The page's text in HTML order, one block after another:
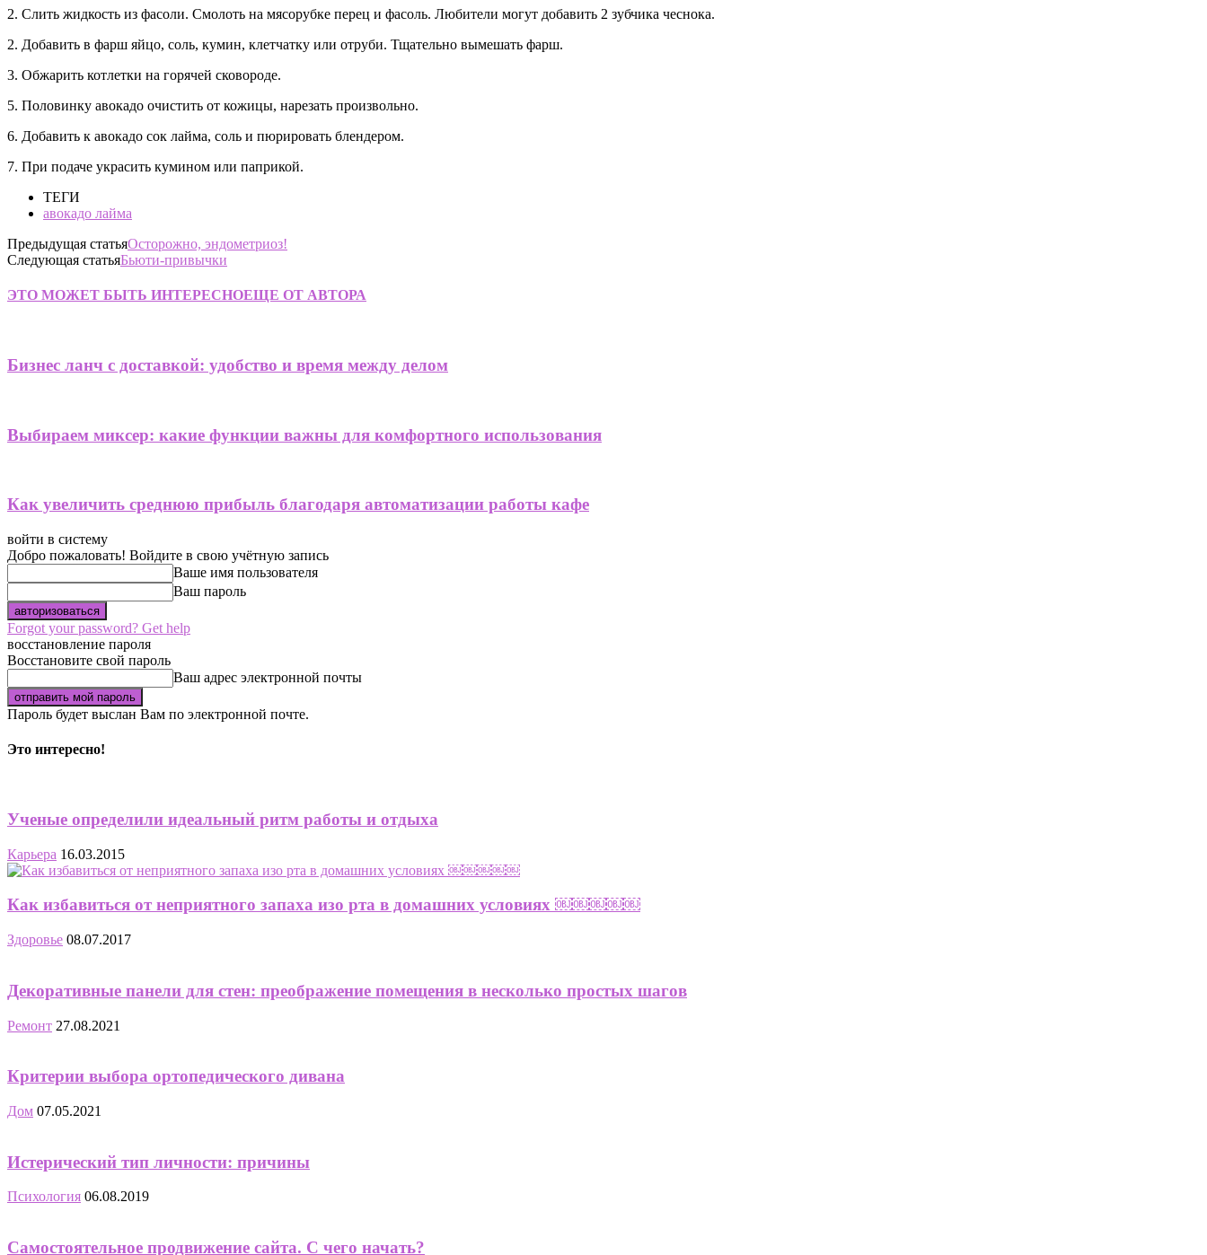
2. Слить жидкость из фасоли. Смолоть на мясорубке перец и фасоль. Любители могут добавить 2 зубчика чеснока.
2. Добавить в фарш яйцо, соль, кумин, клетчатку или отруби. Тщательно вымешать фарш.
3. Обжарить котлетки на горячей сковороде.
5. Половинку авокадо очистить от кожицы, нарезать произвольно.
6. Добавить к авокадо сок лайма, соль и пюрировать блендером.
7. При подаче украсить кумином или паприкой.
ТЕГИ
авокадо лайма
Предыдущая статьяОсторожно, эндометриоз!
Следующая статьяБьюти-привычки
ЭТО МОЖЕТ БЫТЬ ИНТЕРЕСНОЕЩЕ ОТ АВТОРА
Бизнес ланч с доставкой: удобство и время между делом
Выбираем миксер: какие функции важны для комфортного использования
Как увеличить среднюю прибыль благодаря автоматизации работы кафе
войти в систему
Добро пожаловать! Войдите в свою учётную запись
Ваше имя пользователя
Ваш пароль
Forgot your password? Get help
восстановление пароля
Восстановите свой пароль
Ваш адрес электронной почты
Пароль будет выслан Вам по электронной почте.
Это интересно!
Ученые определили идеальный ритм работы и отдыха
Карьера 16.03.2015
Как избавиться от неприятного запаха изо рта в домашних условиях ￼￼￼￼￼
Здоровье 08.07.2017
Декоративные панели для стен: преображение помещения в несколько простых шагов
Ремонт 27.08.2021
Критерии выбора ортопедического дивана
Дом 07.05.2021
Истерический тип личности: причины
Психология 06.08.2019
Самостоятельное продвижение сайта. С чего начать?